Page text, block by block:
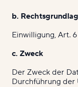
b.
Einwilligung, Art. 6
c. Zweck
Der Zweck der
Durchführung der